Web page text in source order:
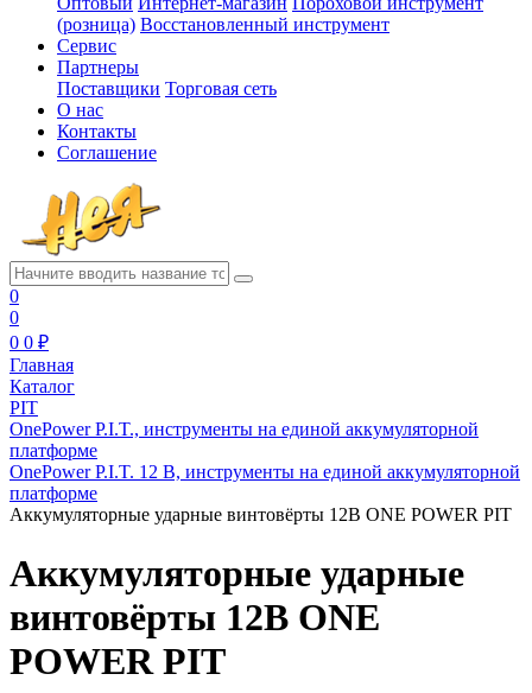
(розница) Восстановленный инструмент
Сервис
Партнеры
Поставщики Торговая сеть
О нас
Контакты
Соглашение
0
0
0 0 ₽
Главная
Каталог
PIT
OnePower P.I.T., инструменты на единой аккумуляторной
платформе
OnePower P.I.T. 12 В, инструменты на единой аккумуляторной
платформе
Аккумуляторные ударные винтовёрты 12В ONE POWER PIT
Аккумуляторные ударные
винтовёрты 12В ONE
POWER PIT